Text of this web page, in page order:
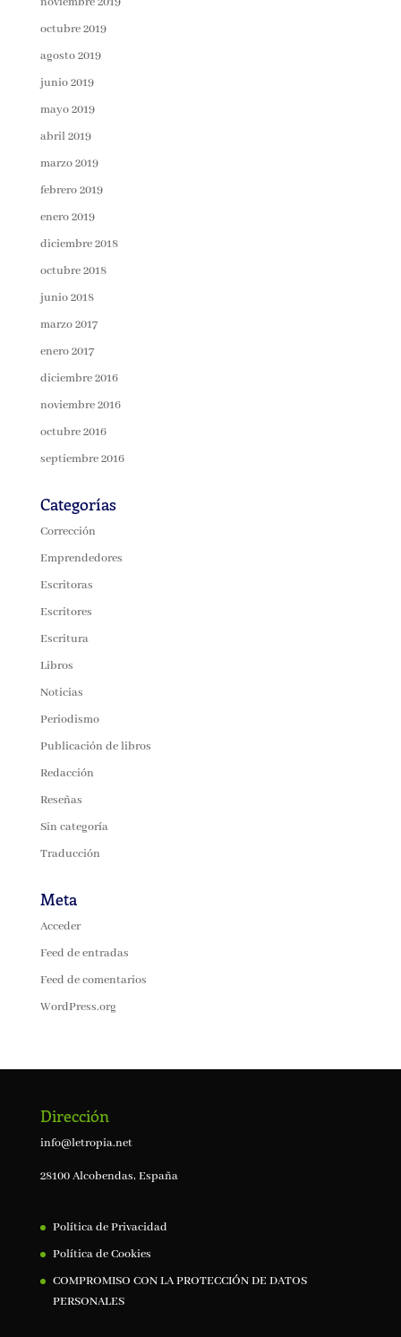
octubre 2019
agosto 2019
junio 2019
mayo 2019
abril 2019
marzo 2019
febrero 2019
enero 2019
diciembre 2018
octubre 2018
junio 2018
marzo 2017
enero 2017
diciembre 2016
noviembre 2016
octubre 2016
septiembre 2016
Categorías
Corrección
Emprendedores
Escritoras
Escritores
Escritura
Libros
Noticias
Periodismo
Publicación de libros
Redacción
Reseñas
Sin categoría
Traducción
Meta
Acceder
Feed de entradas
Feed de comentarios
WordPress.org
Dirección
info@letropia.net
28100 Alcobendas, España
Política de Privacidad
Política de Cookies
COMPROMISO CON LA PROTECCIÓN DE DATOS
PERSONALES